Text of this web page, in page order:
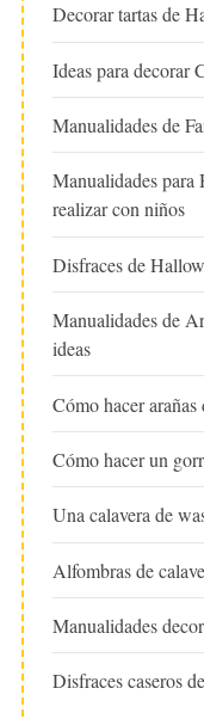
Decorar tartas de
Ideas para decorar
Manualidades de
Manualidades para
realizar con niños
Disfraces de
Manualidades de
ideas
Cómo hacer
Cómo hacer un
Una calavera de
Alfombras de
Manualidades
Disfraces caseros